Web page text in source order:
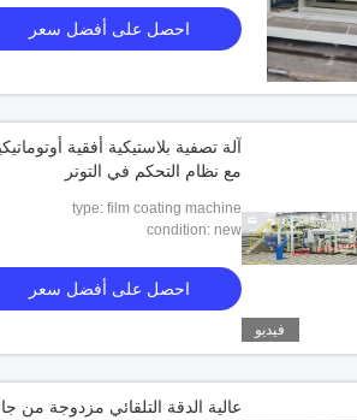
احصل على أفضل سعر
فيديو
آلة تصفية بلاستيكية أفقية
مع نظام التحكم في التوتر
type: film coating machine
condition: new
احصل على أفضل سعر
عالية الدقة التلقائي مزدوجة من